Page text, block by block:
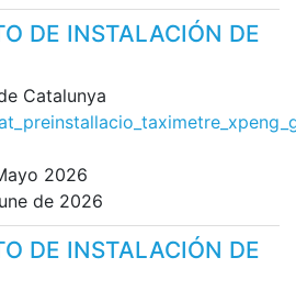
DE INSTALACIÓN DE
Catalunya
2026
de 2026
DE INSTALACIÓN DE